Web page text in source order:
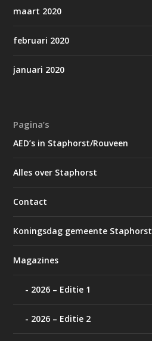
maart 2020
februari 2020
januari 2020
Pagina’s
AED’s in Staphorst/Rouveen
Alles over Staphorst
Contact
Koningsdag gemeente Staphorst
Magazines
2026 – Editie 1
2026 – Editie 2